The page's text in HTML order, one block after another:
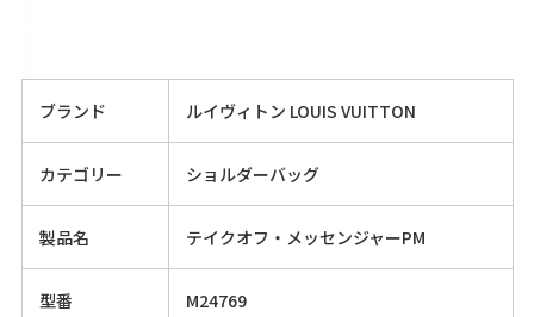
ブランド ルイヴィトン LOUIS VUITTON
カテゴリー ショルダーバッグ
製品名 テイクオフ・メッセンジャーPM
型番 M24769